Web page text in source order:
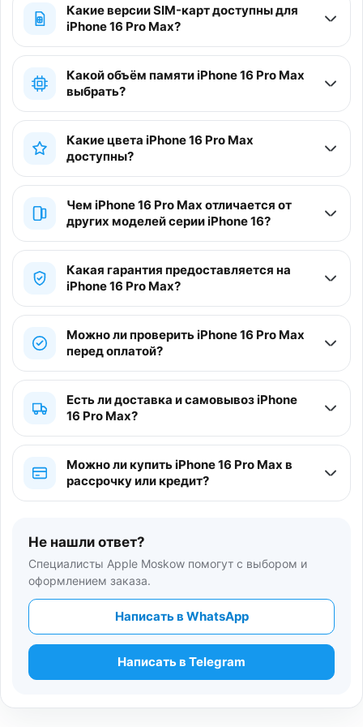
Какие версии SIM-карт доступны для
iPhone 16 Pro Max?
Какой объём памяти iPhone 16 Pro Max
выбрать?
Какие цвета iPhone 16 Pro Max
доступны?
Чем iPhone 16 Pro Max отличается от
других моделей серии iPhone 16?
Какая гарантия предоставляется на
iPhone 16 Pro Max?
Можно ли проверить iPhone 16 Pro Max
перед оплатой?
Есть ли доставка и самовывоз iPhone
16 Pro Max?
Можно ли купить iPhone 16 Pro Max в
рассрочку или кредит?
Не нашли ответ?
Специалисты Apple Moskow помогут с выбором и
оформлением заказа.
Написать в WhatsApp
Написать в Telegram